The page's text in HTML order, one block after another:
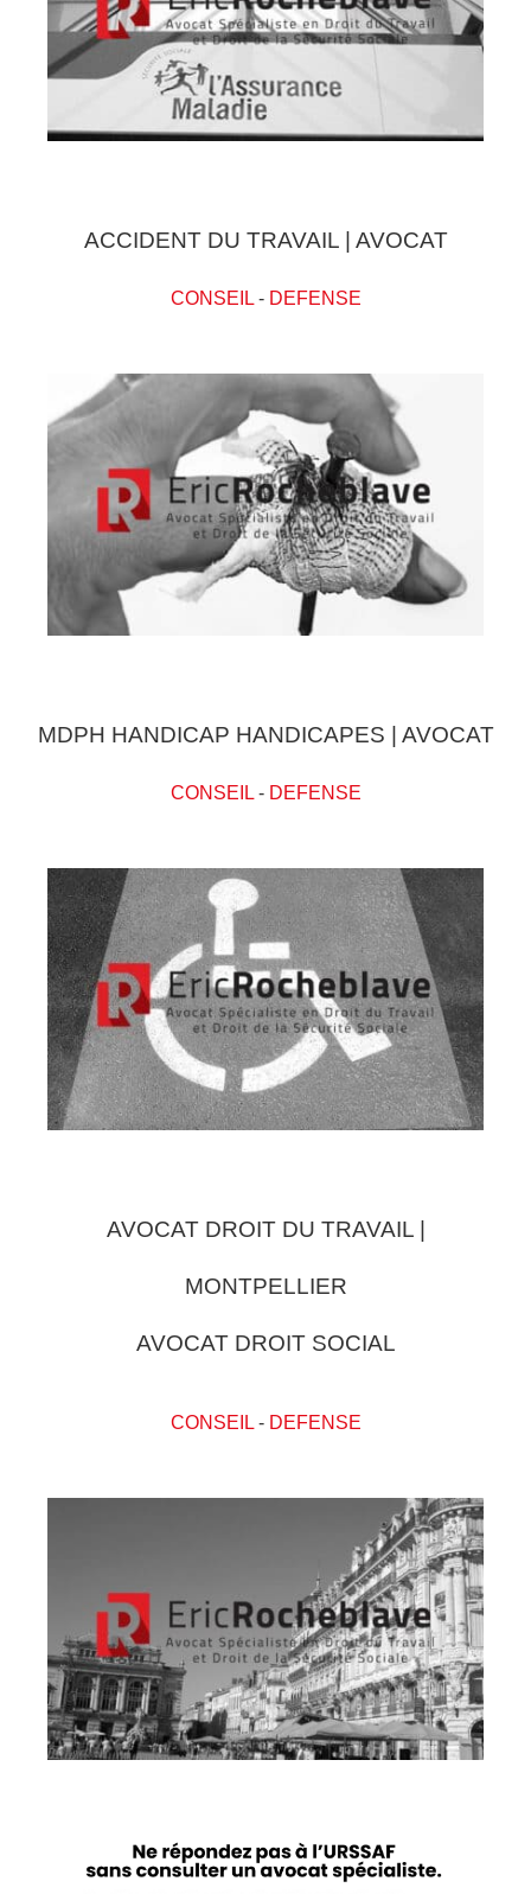
ACCIDENT DU TRAVAIL | AVOCAT
CONSEIL- DEFENSE
MDPH HANDICAP HANDICAPES | AVOCAT
CONSEIL- DEFENSE
AVOCAT DROIT DU TRAVAIL |
MONTPELLIER
AVOCAT DROIT SOCIAL
CONSEIL- DEFENSE